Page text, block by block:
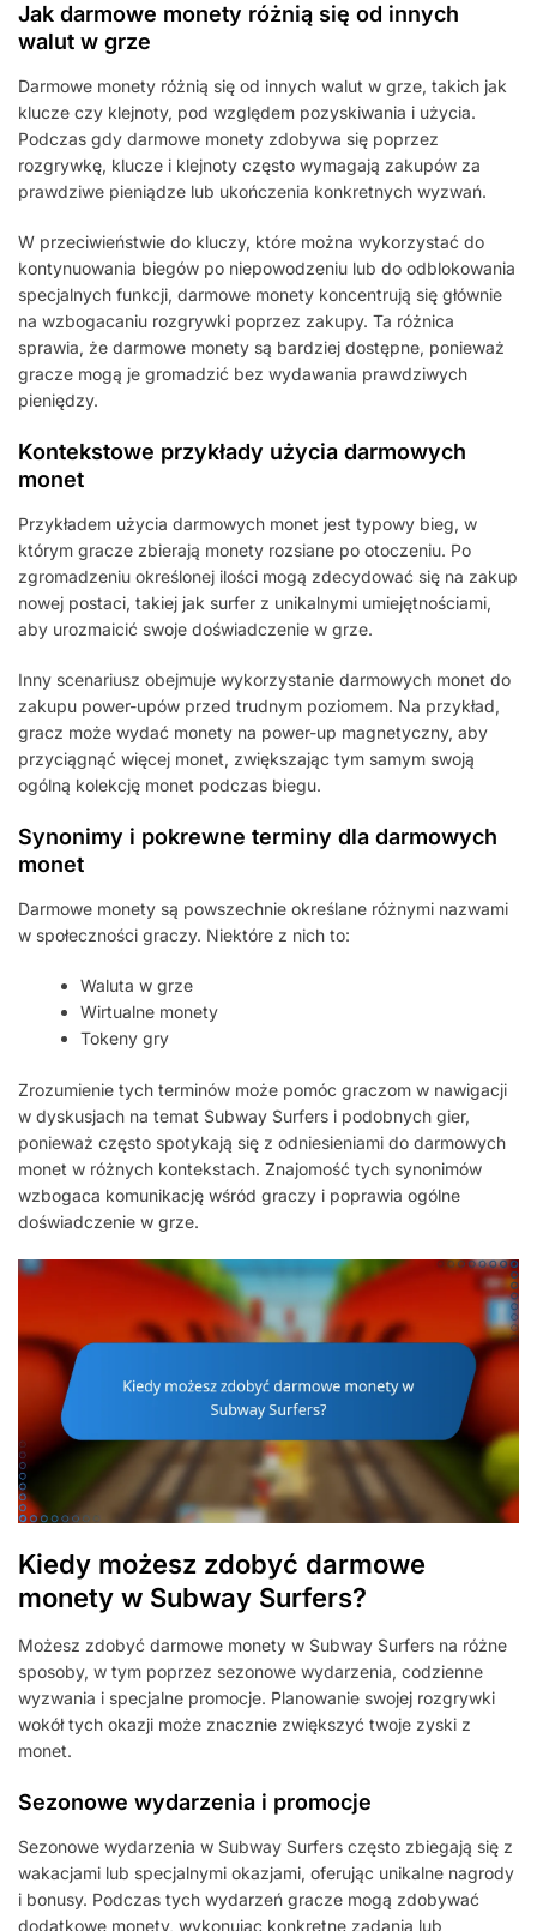
Jak darmowe monety różnią się od innych
walut w grze
Darmowe monety różnią się od innych walut w grze, takich jak
klucze czy klejnoty, pod względem pozyskiwania i użycia.
Podczas gdy darmowe monety zdobywa się poprzez
rozgrywkę, klucze i klejnoty często wymagają zakupów za
prawdziwe pieniądze lub ukończenia konkretnych wyzwań.
W przeciwieństwie do kluczy, które można wykorzystać do
kontynuowania biegów po niepowodzeniu lub do odblokowania
specjalnych funkcji, darmowe monety koncentrują się głównie
na wzbogacaniu rozgrywki poprzez zakupy. Ta różnica
sprawia, że darmowe monety są bardziej dostępne, ponieważ
gracze mogą je gromadzić bez wydawania prawdziwych
pieniędzy.
Kontekstowe przykłady użycia darmowych
monet
Przykładem użycia darmowych monet jest typowy bieg, w
którym gracze zbierają monety rozsiane po otoczeniu. Po
zgromadzeniu określonej ilości mogą zdecydować się na zakup
nowej postaci, takiej jak surfer z unikalnymi umiejętnościami,
aby urozmaicić swoje doświadczenie w grze.
Inny scenariusz obejmuje wykorzystanie darmowych monet do
zakupu power-upów przed trudnym poziomem. Na przykład,
gracz może wydać monety na power-up magnetyczny, aby
przyciągnąć więcej monet, zwiększając tym samym swoją
ogólną kolekcję monet podczas biegu.
Synonimy i pokrewne terminy dla darmowych
monet
Darmowe monety są powszechnie określane różnymi nazwami
w społeczności graczy. Niektóre z nich to:
Waluta w grze
Wirtualne monety
Tokeny gry
Zrozumienie tych terminów może pomóc graczom w nawigacji
w dyskusjach na temat Subway Surfers i podobnych gier,
ponieważ często spotykają się z odniesieniami do darmowych
monet w różnych kontekstach. Znajomość tych synonimów
wzbogaca komunikację wśród graczy i poprawia ogólne
doświadczenie w grze.
Kiedy możesz zdobyć darmowe
monety w Subway Surfers?
Możesz zdobyć darmowe monety w Subway Surfers na różne
sposoby, w tym poprzez sezonowe wydarzenia, codzienne
wyzwania i specjalne promocje. Planowanie swojej rozgrywki
wokół tych okazji może znacznie zwiększyć twoje zyski z
monet.
Sezonowe wydarzenia i promocje
Sezonowe wydarzenia w Subway Surfers często zbiegają się z
wakacjami lub specjalnymi okazjami, oferując unikalne nagrody
i bonusy. Podczas tych wydarzeń gracze mogą zdobywać
dodatkowe monety, wykonując konkretne zadania lub